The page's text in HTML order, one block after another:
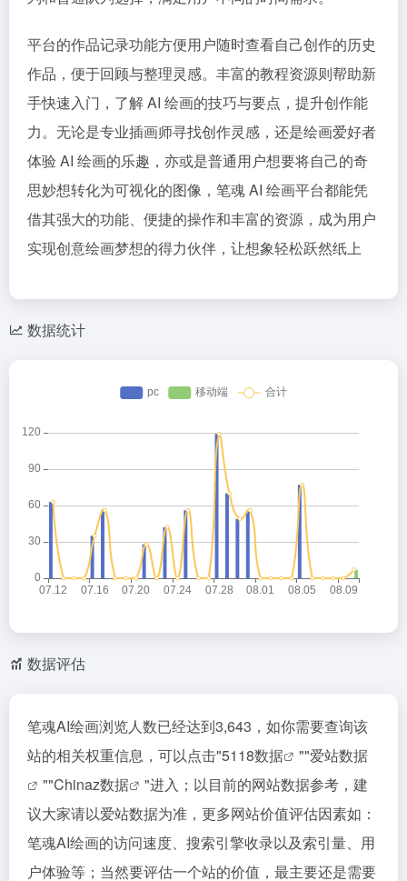
平台的作品记录功能方便用户随时查看自己创作的历史
作品，便于回顾与整理灵感。丰富的教程资源则帮助新
手快速入门，了解 AI 绘画的技巧与要点，提升创作能
力。无论是专业插画师寻找创作灵感，还是绘画爱好者
体验 AI 绘画的乐趣，亦或是普通用户想要将自己的奇
思妙想转化为可视化的图像，笔魂 AI 绘画平台都能凭
借其强大的功能、便捷的操作和丰富的资源，成为用户
实现创意绘画梦想的得力伙伴，让想象轻松跃然纸上
数据统计
数据评估
笔魂AI绘画浏览人数已经达到3,643，如你需要查询该
站的相关权重信息，可以点击"5118数据 ""爱站数据
""Chinaz数据
"进入；以目前的网站数据参考，建
议大家请以爱站数据为准，更多网站价值评估因素如：
笔魂AI绘画的访问速度、搜索引擎收录以及索引量、用
户体验等；当然要评估一个站的价值，最主要还是需要